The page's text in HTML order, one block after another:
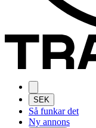
SEK
Så funkar det
Ny annons